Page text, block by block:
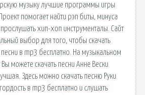
музыку лучшие программы игры
помогает найти рэп биты, минуса
хип-хоп инструменталы. Сайт
выбор для того, чтобы скачать
песни в mp3 бесплатно. На музыкальном
можете скачать песни Анне Вески
Здесь можно скачать песню Руки
в mp3 бесплатно и слушать